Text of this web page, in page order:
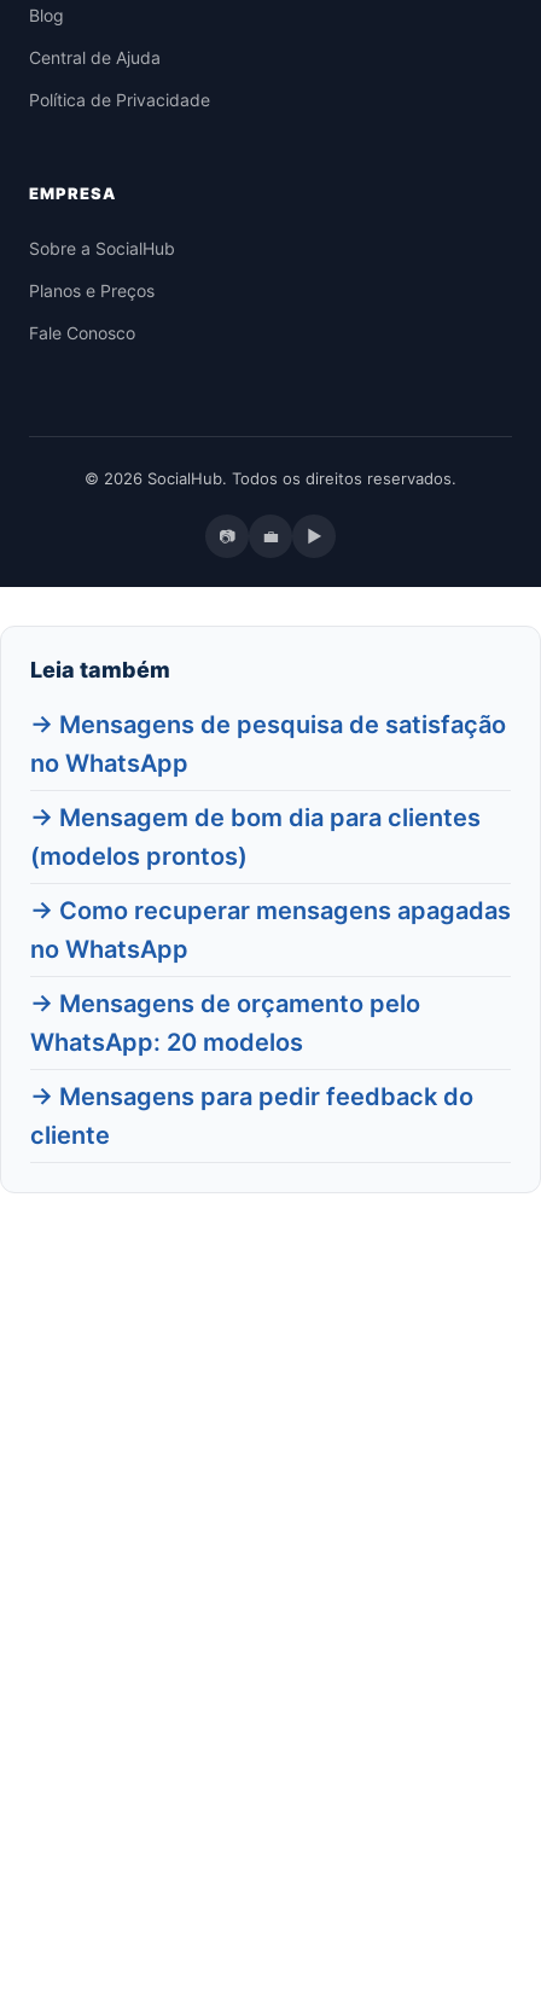
Blog
Central de Ajuda
Política de Privacidade
EMPRESA
Sobre a SocialHub
Planos e Preços
Fale Conosco
© 2026 SocialHub. Todos os direitos reservados.
📷 💼 ▶
Leia também
→ Mensagens de pesquisa de satisfação
no WhatsApp
→ Mensagem de bom dia para clientes
(modelos prontos)
→ Como recuperar mensagens apagadas
no WhatsApp
→ Mensagens de orçamento pelo
WhatsApp: 20 modelos
→ Mensagens para pedir feedback do
cliente